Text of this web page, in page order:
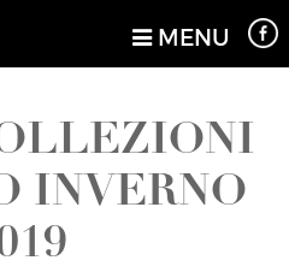
MENU
INVERNO